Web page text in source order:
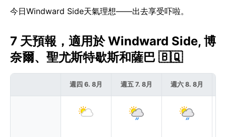
今日Windward Side天氣理想——出去享受吓啦。
7 天預報，適用於 Windward Side, 博
奈爾、聖尤斯特歇斯和薩巴 🇧🇶
週四 6. 8月 週五 7. 8月 週六 8. 8月